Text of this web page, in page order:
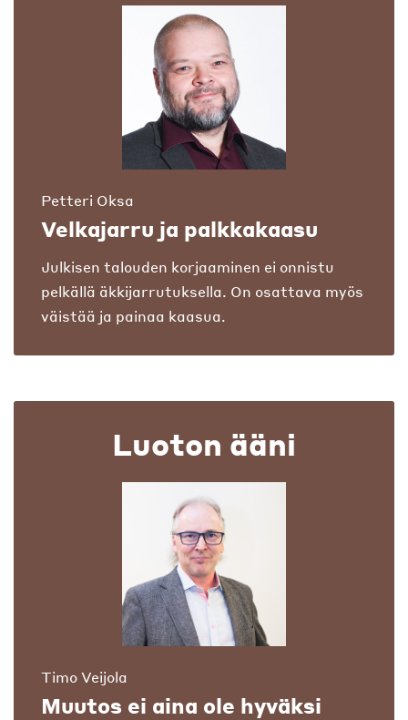
Petteri Oksa
Velkajarru ja palkkakaasu
Julkisen talouden korjaaminen ei onnistu
pelkällä äkkijarrutuksella. On osattava myös
väistää ja painaa kaasua.
Luoton ääni
Timo Veijola
Muutos ei aina ole hyväksi